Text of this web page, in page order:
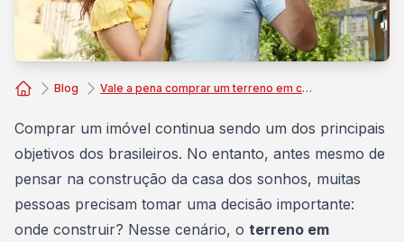
Blog Vale a pena comprar um terreno em condomínio fechado?
Comprar um imóvel continua sendo um dos principais
objetivos dos brasileiros. No entanto, antes mesmo de
pensar na construção da casa dos sonhos, muitas
pessoas precisam tomar uma decisão importante:
onde construir? Nesse cenário, o terreno em